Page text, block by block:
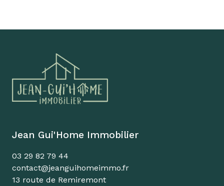
Jean Gui'Home Immobilier
03 29 82 79 44
contact@jeanguihomeimmo.fr
13 route de Remiremont